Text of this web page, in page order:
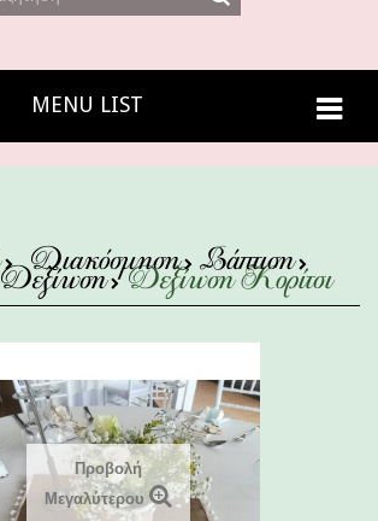
MENU LIST
Διακόσμηση Βάπτιση
Δεξίωση Δεξίωση Κορίτσι
Προβολή
Μεγαλύτερου